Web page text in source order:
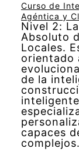
Curso de
Agéntica y
Nivel 2:
Absoluto
Locales.
orientado
de la
capaces